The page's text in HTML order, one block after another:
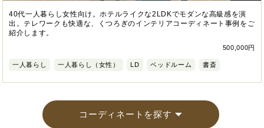
40代一人暮らし女性向け。ホテルライクな2LDKでモダンな高級感を演
出。テレワークも快適な、くつろぎのインテリアコーディネート事例をご
紹介します。
500,000円
一人暮らし 一人暮らし（女性） LD ベッドルーム 書斎
コーディネートを探す